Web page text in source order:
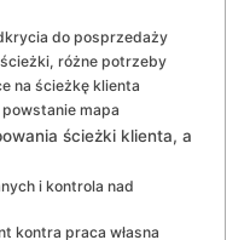
do posprzedaży
różne potrzeby
na ścieżkę klienta
mapa
ścieżki klienta, a
i kontrola nad
kontra praca własna